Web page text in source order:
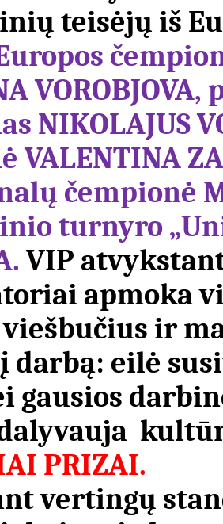
teisėjų iš
NIKOLAJUS
VALENTINA
čempionė
turnyro
VIP
apmoka
ir
darbą: eilė
gausios
PRIZAI.
vertingų